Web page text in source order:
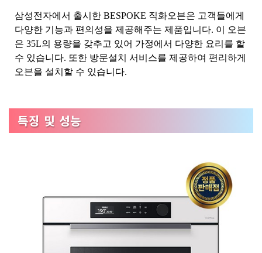
삼성전자에서 출시한 BESPOKE 직화오븐은 고객들에게
다양한 기능과 편의성을 제공해주는 제품입니다. 이 오븐
은 35L의 용량을 갖추고 있어 가정에서 다양한 요리를 할
수 있습니다. 또한 방문설치 서비스를 제공하여 편리하게
오븐을 설치할 수 있습니다.
특징 및 성능